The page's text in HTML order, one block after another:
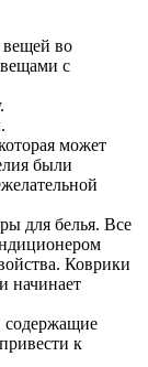
во
с
может
были
для белья. Все
Коврики
начинает
к